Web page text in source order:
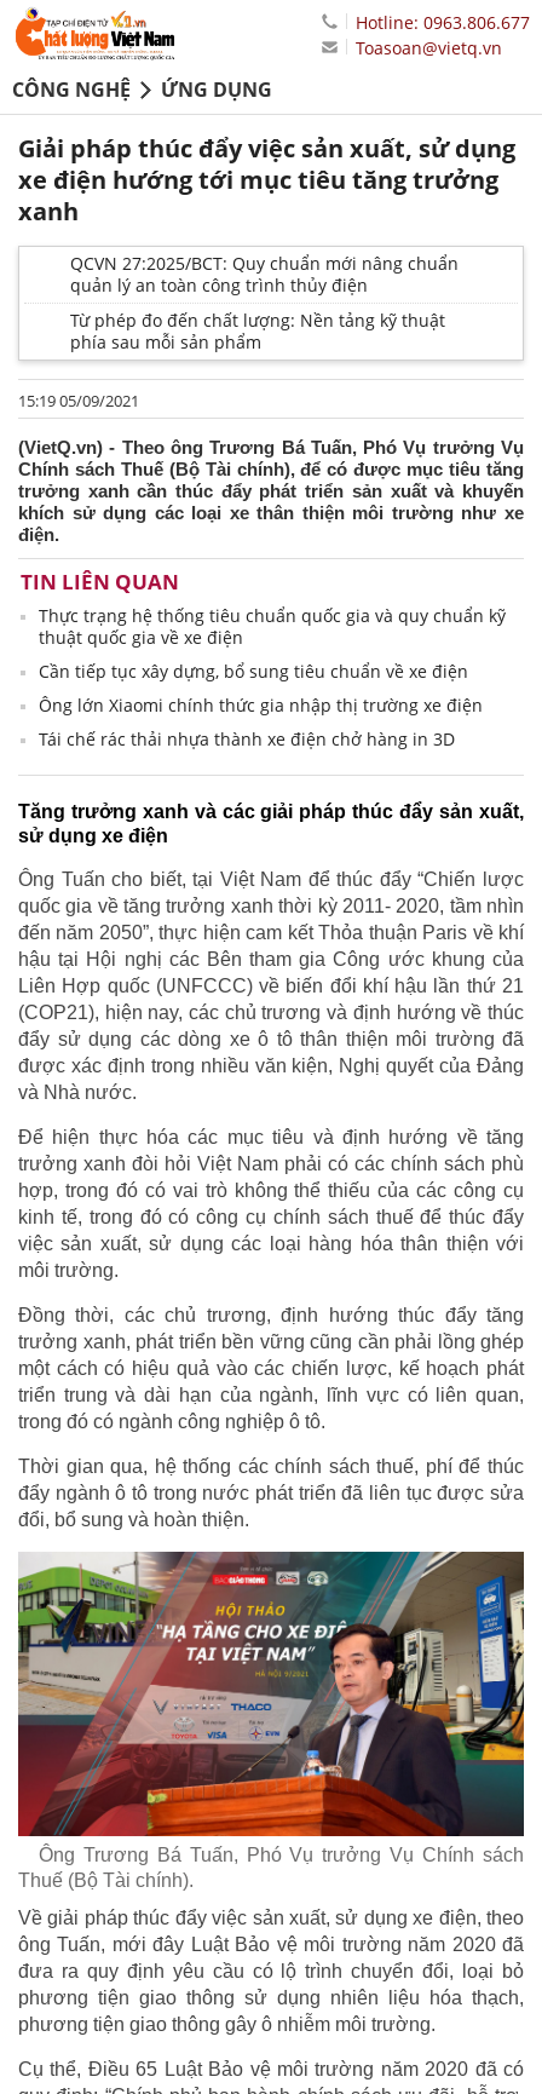
Hotline: 0963.806.677
Toasoan@vietq.vn
CÔNG NGHỆ ỨNG DỤNG
Giải pháp thúc đẩy việc sản xuất, sử dụng
xe điện hướng tới mục tiêu tăng trưởng
xanh
QCVN 27:2025/BCT: Quy chuẩn mới nâng chuẩn
quản lý an toàn công trình thủy điện
Từ phép đo đến chất lượng: Nền tảng kỹ thuật
phía sau mỗi sản phẩm
15:19 05/09/2021
(VietQ.vn) - Theo ông Trương Bá Tuấn, Phó Vụ trưởng Vụ
Chính sách Thuế (Bộ Tài chính), để có được mục tiêu tăng
trưởng xanh cần thúc đẩy phát triển sản xuất và khuyến
khích sử dụng các loại xe thân thiện môi trường như xe
điện.
TIN LIÊN QUAN
Thực trạng hệ thống tiêu chuẩn quốc gia và quy chuẩn kỹ
thuật quốc gia về xe điện
Cần tiếp tục xây dựng, bổ sung tiêu chuẩn về xe điện
Ông lớn Xiaomi chính thức gia nhập thị trường xe điện
Tái chế rác thải nhựa thành xe điện chở hàng in 3D
Tăng trưởng xanh và các giải pháp thúc đẩy sản xuất,
sử dụng xe điện
Ông Tuấn cho biết, tại Việt Nam để thúc đẩy “Chiến lược
quốc gia về tăng trưởng xanh thời kỳ 2011- 2020, tầm nhìn
đến năm 2050”, thực hiện cam kết Thỏa thuận Paris về khí
hậu tại Hội nghị các Bên tham gia Công ước khung của
Liên Hợp quốc (UNFCCC) về biến đổi khí hậu lần thứ 21
(COP21), hiện nay, các chủ trương và định hướng về thúc
đẩy sử dụng các dòng xe ô tô thân thiện môi trường đã
được xác định trong nhiều văn kiện, Nghị quyết của Đảng
và Nhà nước.
Để hiện thực hóa các mục tiêu và định hướng về tăng
trưởng xanh đòi hỏi Việt Nam phải có các chính sách phù
hợp, trong đó có vai trò không thể thiếu của các công cụ
kinh tế, trong đó có công cụ chính sách thuế để thúc đẩy
việc sản xuất, sử dụng các loại hàng hóa thân thiện với
môi trường.
Đồng thời, các chủ trương, định hướng thúc đẩy tăng
trưởng xanh, phát triển bền vững cũng cần phải lồng ghép
một cách có hiệu quả vào các chiến lược, kế hoạch phát
triển trung và dài hạn của ngành, lĩnh vực có liên quan,
trong đó có ngành công nghiệp ô tô.
Thời gian qua, hệ thống các chính sách thuế, phí để thúc
đẩy ngành ô tô trong nước phát triển đã liên tục được sửa
đổi, bổ sung và hoàn thiện.
Ông Trương Bá Tuấn, Phó Vụ trưởng Vụ Chính sách
Thuế (Bộ Tài chính).
Về giải pháp thúc đẩy việc sản xuất, sử dụng xe điện, theo
ông Tuấn, mới đây Luật Bảo vệ môi trường năm 2020 đã
đưa ra quy định yêu cầu có lộ trình chuyển đổi, loại bỏ
phương tiện giao thông sử dụng nhiên liệu hóa thạch,
phương tiện giao thông gây ô nhiễm môi trường.
Cụ thể, Điều 65 Luật Bảo vệ môi trường năm 2020 đã có